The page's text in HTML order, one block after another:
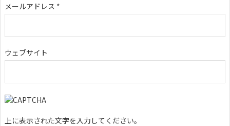
メールアドレス *
ウェブサイト
上に表示された文字を入力してください。